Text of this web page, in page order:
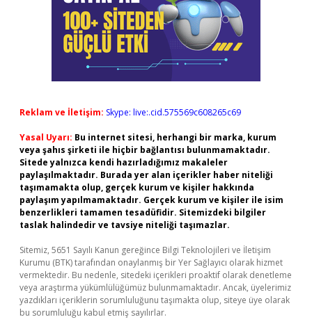
Reklam ve İletişim: Skype: live:.cid.575569c608265c69
Yasal Uyarı: Bu internet sitesi, herhangi bir marka, kurum
veya şahıs şirketi ile hiçbir bağlantısı bulunmamaktadır.
Sitede yalnızca kendi hazırladığımız makaleler
paylaşılmaktadır. Burada yer alan içerikler haber niteliği
taşımamakta olup, gerçek kurum ve kişiler hakkında
paylaşım yapılmamaktadır. Gerçek kurum ve kişiler ile isim
benzerlikleri tamamen tesadüfidir. Sitemizdeki bilgiler
taslak halindedir ve tavsiye niteliği taşımazlar.
Sitemiz, 5651 Sayılı Kanun gereğince Bilgi Teknolojileri ve İletişim
Kurumu (BTK) tarafından onaylanmış bir Yer Sağlayıcı olarak hizmet
vermektedir. Bu nedenle, sitedeki içerikleri proaktif olarak denetleme
veya araştırma yükümlülüğümüz bulunmamaktadır. Ancak, üyelerimiz
yazdıkları içeriklerin sorumluluğunu taşımakta olup, siteye üye olarak
bu sorumluluğu kabul etmiş sayılırlar.